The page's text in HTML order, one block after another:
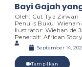
Bayi Gajah
Oleh: Cut Tya Zirwan
Penulis Buku:
Ilustrator: Wiehan de
Penerbit: African
September 14,
Tampilkan